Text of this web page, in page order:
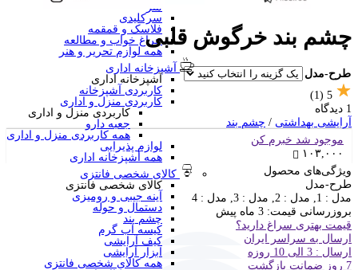
متر
سرکلیدی
فلاسک و قمقمه
چراغ خواب و مطالعه
همه لوازم تحریر و هنر
آشپزخانه اداری
آشپزخانه اداری
کاربردی آشپزخانه
کاربردی منزل و اداری
کاربردی منزل و اداری
جعبه دارو
همه کاربردی منزل و اداری
لوازم پذیرایی
همه آشپزخانه اداری
کالای شخصی فانتزی
کالای شخصی فانتزی
آینه جیبی و رومیزی
دستمال و حوله
چشم بند
کیسه آب گرم
کیف آرایشی
ابزار آرایشی
همه کالای شخصی فانتزی
چشم بند خرگوش قلبی
طرح-مدل
5
(1)
1 دیدگاه
آرایشی بهداشتی / چشم بند
موجود شد خبرم کن
۱۰۳,۰۰۰
ویژگی‌های محصول
طرح-مدل
مدل : 1, مدل : 2, مدل : 3, مدل : 4
بروزرسانی قیمت: 3 ماه پیش
قیمت بهتری سراغ دارید؟
ارسال به سراسر ایران
ارسال : 3 الی 10 روزه
7 روز ضمانت بازگشت